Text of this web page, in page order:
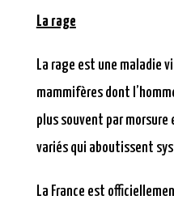
La rage
La rage est une maladie
mammifères dont
plus souvent par
variés qui aboutissent
La France est